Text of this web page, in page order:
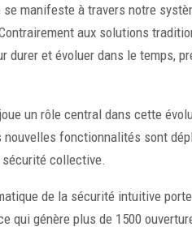
se manifeste à travers notre
aux solutions
durer et évoluer dans le temps,
un rôle central dans cette
nouvelles fonctionnalités sont
collective.
de la sécurité intuitive
qui génère plus de 1500